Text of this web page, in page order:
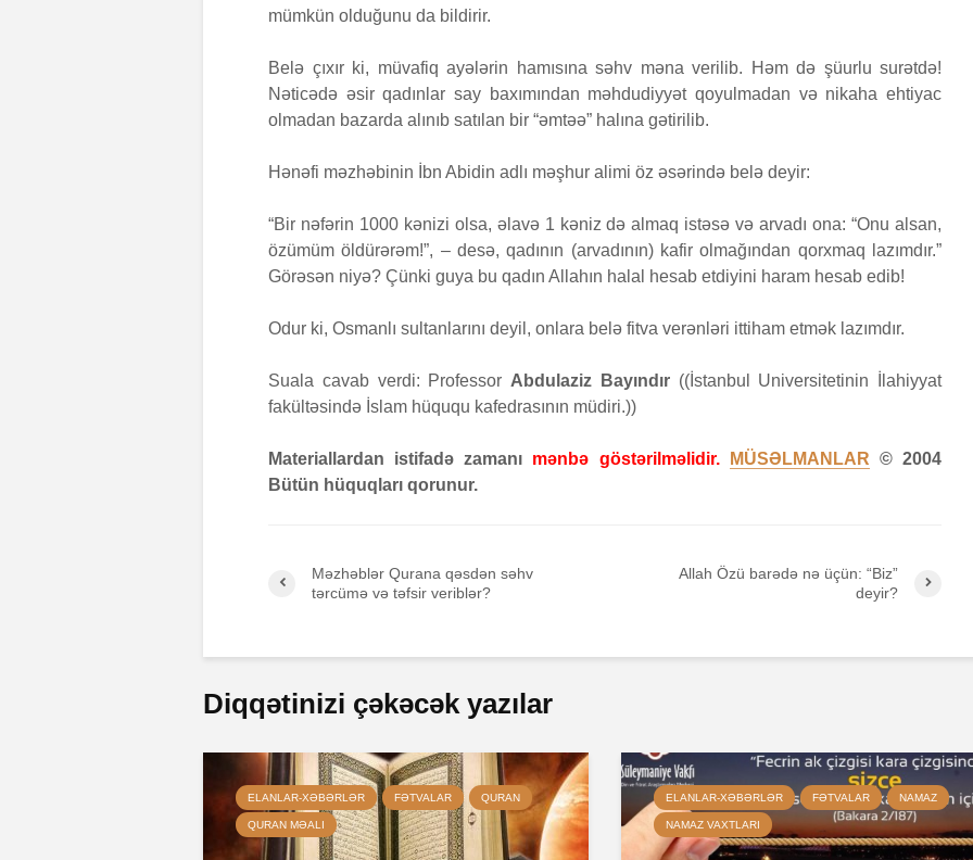
mümkün olduğunu da bildirir.
Belə çıxır ki, müvafiq ayələrin hamısına səhv məna verilib. Həm də şüurlu surətdə!
Nəticədə əsir qadınlar say baxımından məhdudiyyət qoyulmadan və nikaha ehtiyac
olmadan bazarda alınıb satılan bir “əmtəə” halına gətirilib.
Hənəfi məzhəbinin İbn Abidin adlı məşhur alimi öz əsərində belə deyir:
“Bir nəfərin 1000 kənizi olsa, əlavə 1 kəniz də almaq istəsə və arvadı ona: “Onu alsan,
özümüm öldürərəm!”, – desə, qadının (arvadının) kafir olmağından qorxmaq lazımdır.”
Görəsən niyə? Çünki guya bu qadın Allahın halal hesab etdiyini haram hesab edib!
Odur ki, Osmanlı sultanlarını deyil, onlara belə fitva verənləri ittiham etmək lazımdır.
Suala cavab verdi: Professor Abdulaziz Bayındır((İstanbul Universitetinin İlahiyyat
fakültəsində İslam hüququ kafedrasının müdiri.))
Materiallardan istifadə zamanı mənbə göstərilməlidir. MÜSƏLMANLAR © 2004
Bütün hüquqları qorunur.
Məzhəblər Qurana qəsdən səhv
tərcümə və təfsir veriblər?
Allah Özü barədə nə üçün: “Biz”
deyir?
Diqqətinizi çəkəcək yazılar
ELANLAR-XƏBƏRLƏR FƏTVALAR QURAN
QURAN MƏALI
ELANLAR-XƏBƏRLƏR FƏTVALAR NAMAZ
NAMAZ VAXTLARI